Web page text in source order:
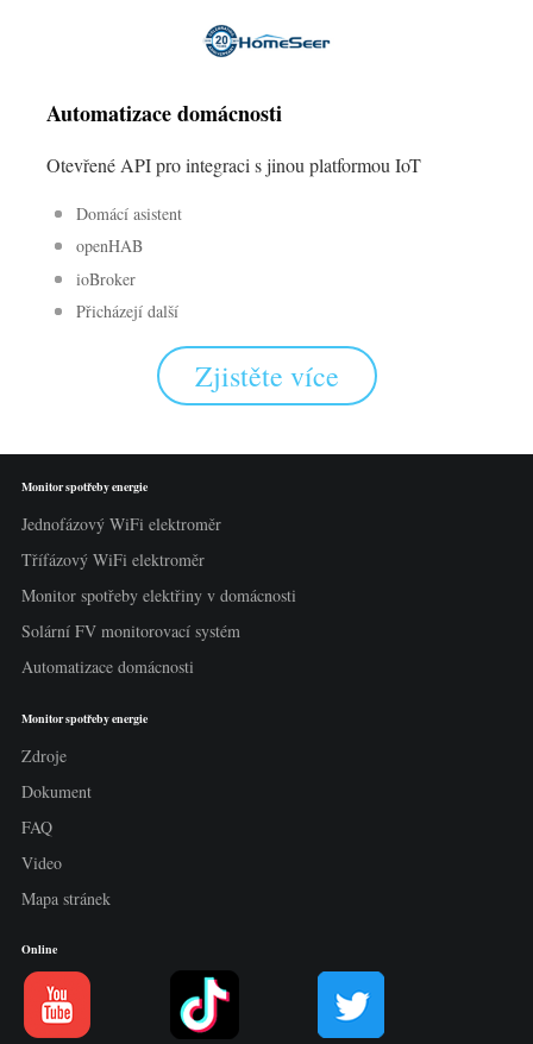
Automatizace domácnosti
Otevřené API pro integraci s jinou platformou IoT
Domácí asistent
openHAB
ioBroker
Přicházejí další
Zjistěte více
Monitor spotřeby energie
Jednofázový WiFi elektroměr
Třífázový WiFi elektroměr
Monitor spotřeby elektřiny v domácnosti
Solární FV monitorovací systém
Automatizace domácnosti
Monitor spotřeby energie
Zdroje
Dokument
FAQ
Video
Mapa stránek
Online